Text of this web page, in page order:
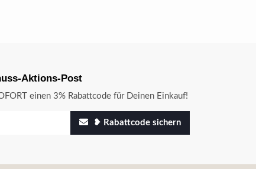
Aktions-Post
einen 3% Rabattcode für Deinen Einkauf!
❥ Rabattcode sichern